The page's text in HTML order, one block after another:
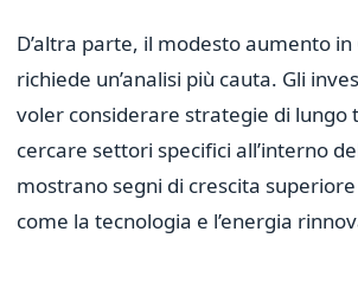
D’altra parte, il modesto aumento in
richiede un’analisi più cauta. Gli
voler considerare strategie di lungo
cercare settori specifici all’interno
mostrano segni di crescita
come la tecnologia e l’energia